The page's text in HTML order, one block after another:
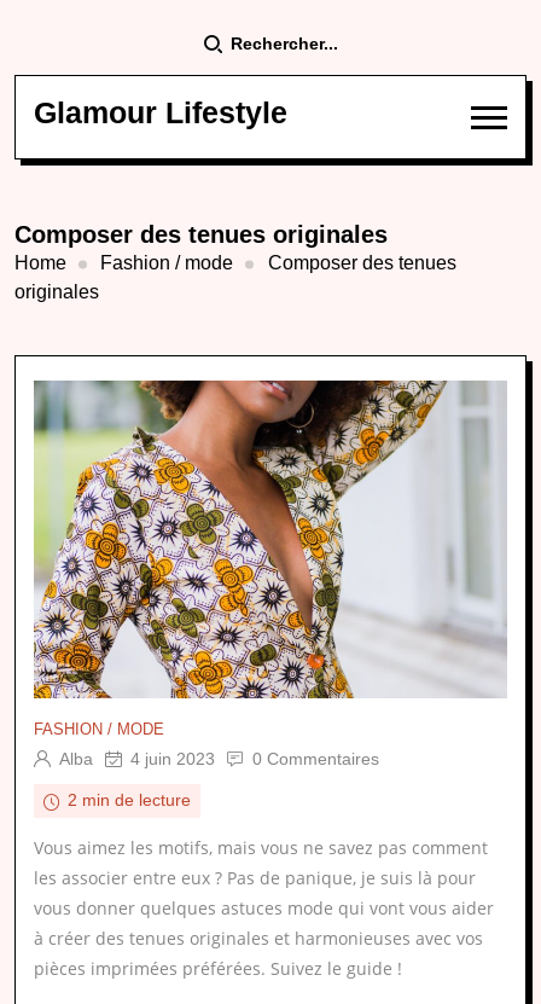
Rechercher...
Glamour Lifestyle
Composer des tenues originales
Home Fashion / mode
Composer des tenues
originales
FASHION / MODE
Alba 4 juin 2023 0 Commentaires
2 min de lecture
Vous aimez les motifs, mais vous ne savez pas comment
les associer entre eux ? Pas de panique, je suis là pour
vous donner quelques astuces mode qui vont vous aider
à créer des tenues originales et harmonieuses avec vos
pièces imprimées préférées. Suivez le guide !